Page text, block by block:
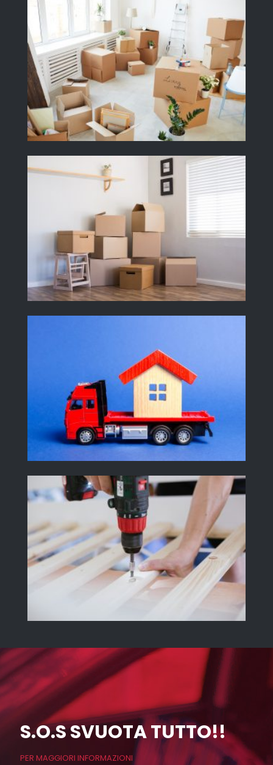
S.O.S SVUOTA TUTTO!!
PER MAGGIORI INFORMAZIONI